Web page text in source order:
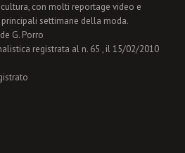
con molti reportage video e
settimane della moda.
G. Porro
registrata al n. 65 , il 15/02/2010